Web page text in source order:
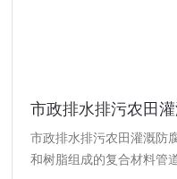
市政排水排污农田
市政排水排污农田灌溉防
和树脂组成的复合材料管